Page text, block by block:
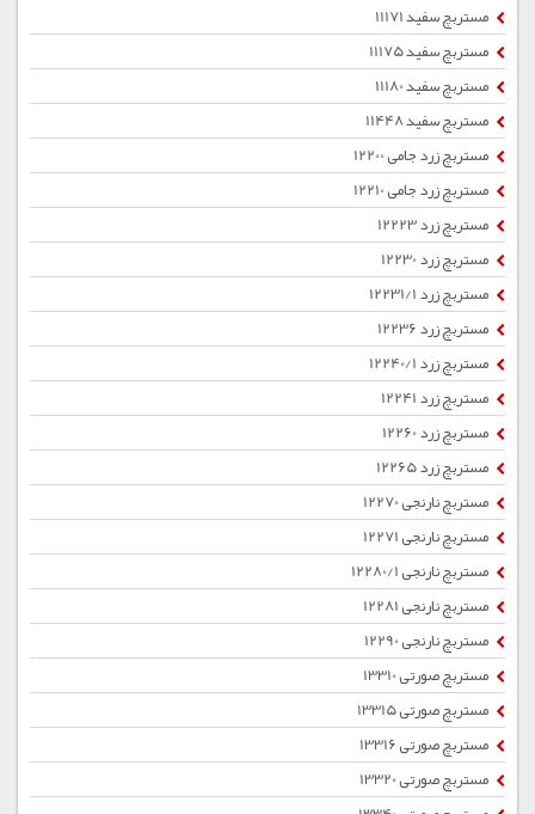
مستربچ سفید 11171
مستربچ سفید 11175
مستربچ سفید 11180
مستربچ سفید 11448
مستربچ زرد جامی 12200
مستربچ زرد جامی 12210
مستربچ زرد 12223
مستربچ زرد 12230
مستربچ زرد 12231/1
مستربچ زرد 12236
مستربچ زرد 12240/1
مستربچ زرد 12241
مستربچ زرد 12260
مستربچ زرد 12265
مستربچ نارنجی 12270
مستربچ نارنجی 12271
مستربچ نارنجی 12280/1
مستربچ نارنجی 12281
مستربچ نارنجی 12290
مستربچ صورتی 13310
مستربچ صورتی 13315
مستربچ صورتی 13316
مستربچ صورتی 13320